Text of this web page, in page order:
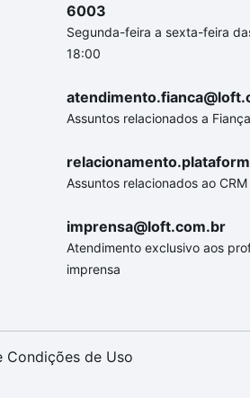
6003
Segunda-feira a sexta-feira
18:00
Assuntos relacionados a
Assuntos relacionados ao
imprensa@loft.com.br
Atendimento exclusivo aos
imprensa
Condições de Uso